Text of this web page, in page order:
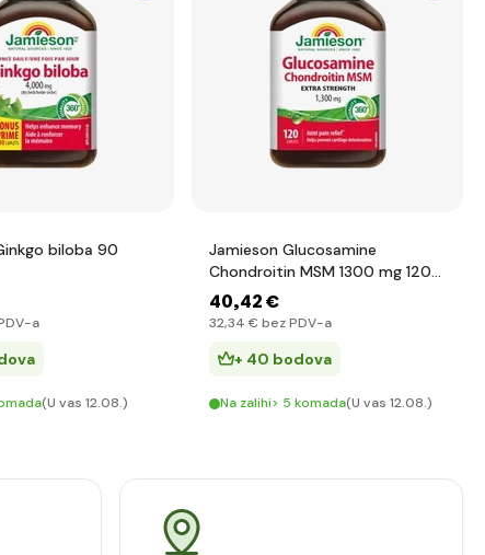
biloba 90
a
(U vas 12.08.)
Jamieson Glucosamine
Chondroitin MSM 1300 mg 120
tableta
40,42 €
32,34 € bez PDV-a
+ 40 bodova
Na zalihi> 5 komada(U vas 12.08.)